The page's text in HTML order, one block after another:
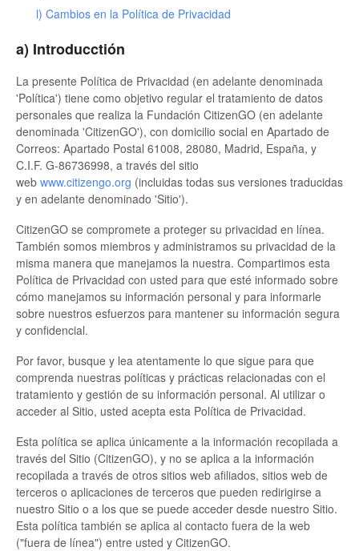
🇭🇺 HU
🇵🇱 PL
🇸🇰 SK
l) Cambios en la Política de Privacidad
a) Introducctión
La presente Política de Privacidad (en adelante denominada
'Política') tiene como objetivo regular el tratamiento de datos
personales que realiza la Fundación CitizenGO (en adelante
denominada 'CitizenGO'), con domicilio social en Apartado de
Correos: Apartado Postal 61008, 28080, Madrid, España, y
C.I.F. G-86736998, a través del sitio
web www.citizengo.org (incluidas todas sus versiones traducidas
y en adelante denominado 'Sitio').
CitizenGO se compromete a proteger su privacidad en línea.
También somos miembros y administramos su privacidad de la
misma manera que manejamos la nuestra. Compartimos esta
Política de Privacidad con usted para que esté informado sobre
cómo manejamos su información personal y para informarle
sobre nuestros esfuerzos para mantener su información segura
y confidencial.
Por favor, busque y lea atentamente lo que sigue para que
comprenda nuestras políticas y prácticas relacionadas con el
tratamiento y gestión de su información personal. Al utilizar o
acceder al Sitio, usted acepta esta Política de Privacidad.
Esta política se aplica únicamente a la información recopilada a
través del Sitio (CitizenGO), y no se aplica a la información
recopilada a través de otros sitios web afiliados, sitios web de
terceros o aplicaciones de terceros que pueden redirigirse a
nuestro Sitio o a los que se puede acceder desde nuestro Sitio.
Esta política también se aplica al contacto fuera de la web
("fuera de línea") entre usted y CitizenGO.